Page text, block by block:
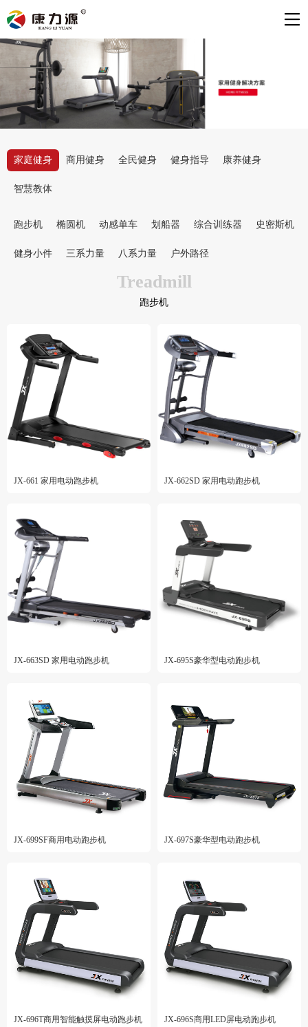
家庭健身 商用健身 全民健身 健身指导 康养健身
智慧教体
跑步机 椭圆机 动感单车 划船器 综合训练器 史密斯机
健身小件 三系力量 八系力量 户外路径
Treadmill
跑步机
JX-661 家用电动跑步机 JX-662SD 家用电动跑步机
JX-663SD 家用电动跑步机 JX-695S豪华型电动跑步机
JX-699SF商用电动跑步机 JX-697S豪华型电动跑步机
JX-696T商用智能触摸屏电动跑步机 JX-696S商用LED屏电动跑步机